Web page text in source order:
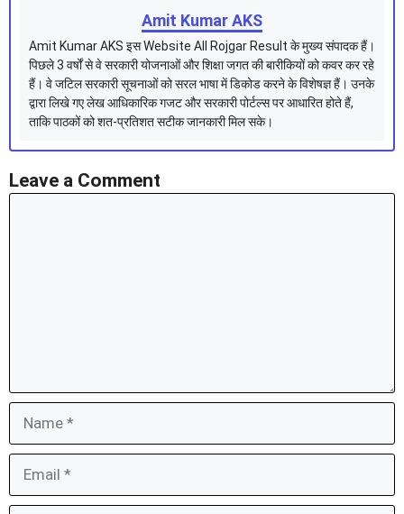
Amit Kumar AKS
Amit Kumar AKS इस Website All Rojgar Result के मुख्य संपादक हैं।
पिछले 3 वर्षों से वे सरकारी योजनाओं और शिक्षा जगत की बारीकियों को कवर कर रहे
हैं। वे जटिल सरकारी सूचनाओं को सरल भाषा में डिकोड करने के विशेषज्ञ हैं। उनके
द्वारा लिखे गए लेख आधिकारिक गजट और सरकारी पोर्टल्स पर आधारित होते हैं,
ताकि पाठकों को शत-प्रतिशत सटीक जानकारी मिल सके।
Leave a Comment